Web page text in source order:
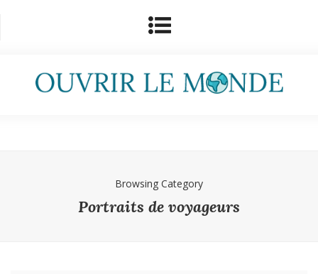
Browsing Category
Portraits de voyageurs